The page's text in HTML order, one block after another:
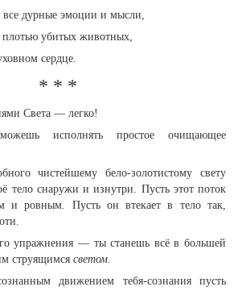
дурные эмоции и мысли,
убитых животных,
сердце.
* * *
Света — легко!
исполнять простое очищающее
чистейшему бело-золотистому свету
тело снаружи и изнутри. Пусть этот поток
и ровным. Пусть он втекает в тело так,
упражнения — ты станешь всё в большей
струящимся светом.
движением тебя-сознания пусть